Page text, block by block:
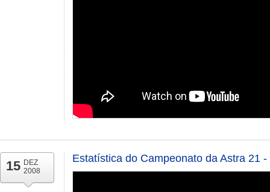
15 DEZ
2008
Estatística do Campeonato da Astra 21 -